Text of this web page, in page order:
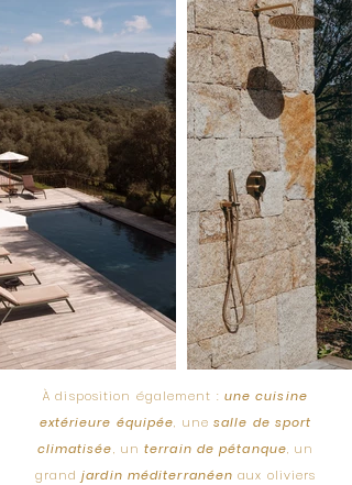
À disposition également : une cuisine
extérieure équipée, une salle de sport
climatisée, unterrain de pétanque, un
grandjardin méditerranéen aux oliviers